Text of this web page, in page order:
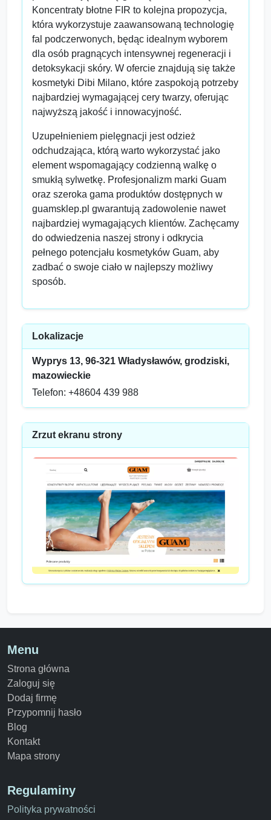
Koncentraty błotne FIR to kolejna propozycja,
która wykorzystuje zaawansowaną technologię
fal podczerwonych, będąc idealnym wyborem
dla osób pragnących intensywnej regeneracji i
detoksykacji skóry. W ofercie znajdują się także
kosmetyki Dibi Milano, które zaspokoją potrzeby
najbardziej wymagającej cery twarzy, oferując
najwyższą jakość i innowacyjność.
Uzupełnieniem pielęgnacji jest odzież
odchudzająca, którą warto wykorzystać jako
element wspomagający codzienną walkę o
smukłą sylwetkę. Profesjonalizm marki Guam
oraz szeroka gama produktów dostępnych w
guamsklep.pl gwarantują zadowolenie nawet
najbardziej wymagających klientów. Zachęcamy
do odwiedzenia naszej strony i odkrycia
pełnego potencjału kosmetyków Guam, aby
zadbać o swoje ciało w najlepszy możliwy
sposób.
Lokalizacje
Wyprys 13, 96-321 Władysławów, grodziski,
mazowieckie
Telefon: +48604 439 988
Zrzut ekranu strony
Menu
Strona główna
Zaloguj się
Dodaj firmę
Przypomnij hasło
Blog
Kontakt
Mapa strony
Regulaminy
Polityka prywatności